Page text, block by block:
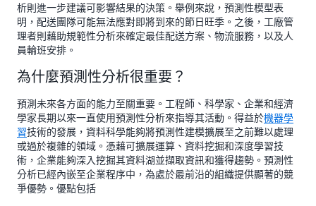
析則進一步建議可影響結果的決策。舉例來說，預測性模型表
明，配送團隊可能無法應對即將到來的節日旺季。之後，工廠管
理者則藉助規範性分析來確定最佳配送方案、物流服務，以及人
員輪班安排。
為什麼預測性分析很重要？
預測未來各方面的能力至關重要。工程師、科學家、企業和經濟
學家長期以來一直使用預測性分析來指導其活動。得益於機器學
習技術的發展，資料科學能夠將預測性建模擴展至之前難以處理
或過於複雜的領域。憑藉可擴展運算、資料挖掘和深度學習技
術，企業能夠深入挖掘其資料湖並擷取資訊和獲得趨勢。預測性
分析已經內嵌至企業程序中，為處於最前沿的組織提供顯著的競
爭優勢。優點包括